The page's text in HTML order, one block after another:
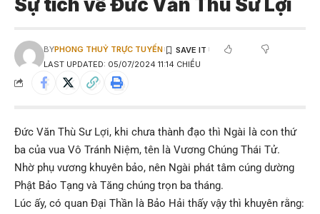
Sự tích về Đức Văn Thù Sư Lợi
LAST UPDATED: 05/07/2024 11:14 CHIỀU
BYPHONG THUỶ TRỰC TUYẾN
Đức Văn Thù Sư Lợi, khi chưa thành đạo thì Ngài là con thứ
ba của vua Vô Tránh Niệm, tên là Vương Chúng Thái Tử.
Nhờ phụ vương khuyên bảo, nên Ngài phát tâm cúng dường
Phật Bảo Tạng và Tăng chúng trọn ba tháng.
Lúc ấy, có quan Đại Thần là Bảo Hải thấy vậy thì khuyên rằng: